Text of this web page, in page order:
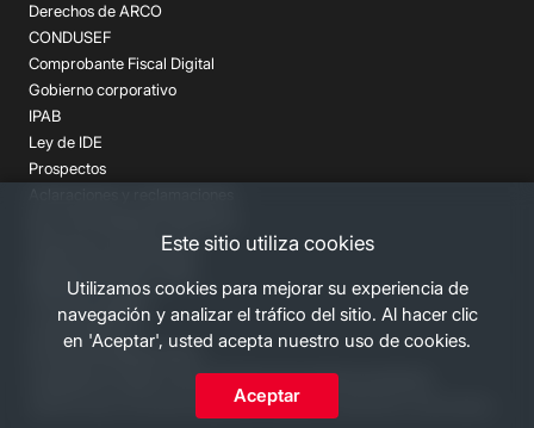
Este sitio utiliza cookies
Utilizamos cookies para mejorar su experiencia de
navegación y analizar el tráfico del sitio. Al hacer clic
en 'Aceptar', usted acepta nuestro uso de cookies.
Aceptar
Derechos de ARCO
CONDUSEF
Comprobante Fiscal Digital
Gobierno corporativo
IPAB
Ley de IDE
Prospectos
Despachos de Cobranza
Términos Legales
Canales Banorte
Personas Desaparecidas
Consulta los costos y las comisiones de nuestros productos
2026 Grupo Financiero Banorte. Todos los derechos reservados.